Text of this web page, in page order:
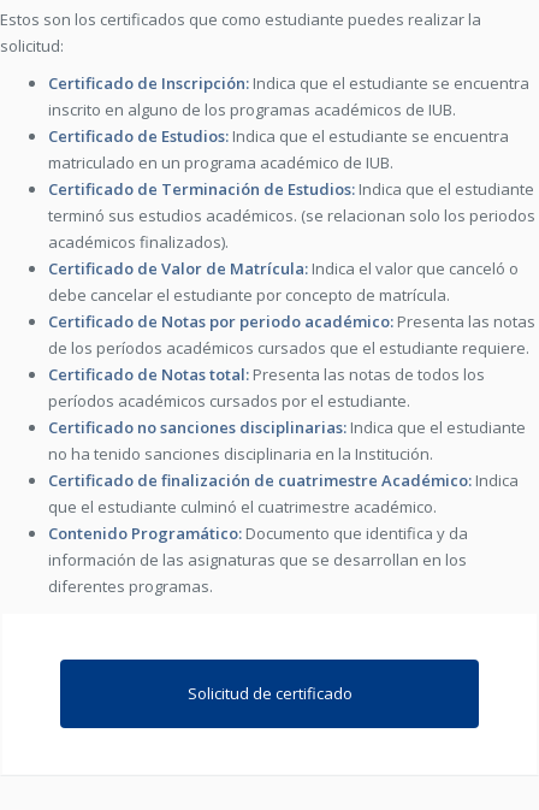
Estos son los certificados que como estudiante puedes realizar la
solicitud:
Certificado de Inscripción: Indica que el estudiante se encuentra
inscrito en alguno de los programas académicos de IUB.
Certificado de Estudios: Indica que el estudiante se encuentra
matriculado en un programa académico de IUB.
Certificado de Terminación de Estudios: Indica que el estudiante
terminó sus estudios académicos. (se relacionan solo los periodos
académicos finalizados).
Certificado de Valor de Matrícula: Indica el valor que canceló o
debe cancelar el estudiante por concepto de matrícula.
Certificado de Notas por periodo académico: Presenta las notas
de los períodos académicos cursados que el estudiante requiere.
Certificado de Notas total: Presenta las notas de todos los
períodos académicos cursados por el estudiante.
Certificado no sanciones disciplinarias: Indica que el estudiante
no ha tenido sanciones disciplinaria en la Institución.
Certificado de finalización de cuatrimestre Académico: Indica
que el estudiante culminó el cuatrimestre académico.
Contenido Programático: Documento que identifica y da
información de las asignaturas que se desarrollan en los
diferentes programas.
Solicitud de certificado